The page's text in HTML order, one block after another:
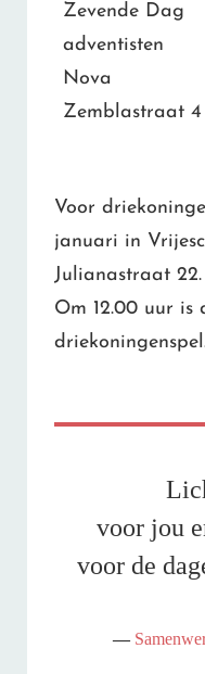
Zevende Dag
adventisten
Nova
Zemblastraat 4
Voor
januari in
Julianastraat 22.
Om 12.00 uur is
voor jou
voor de